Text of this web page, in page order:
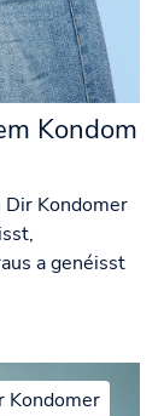
Kondom
Kondomer
a genéisst
Kondomer